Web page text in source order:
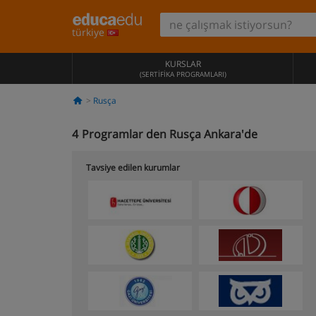
türkiye
KURSLAR
(SERTIFIKA PROGRAMLARI)
Rusça
4 Programlar den Rusça Ankara'de
Tavsiye edilen kurumlar